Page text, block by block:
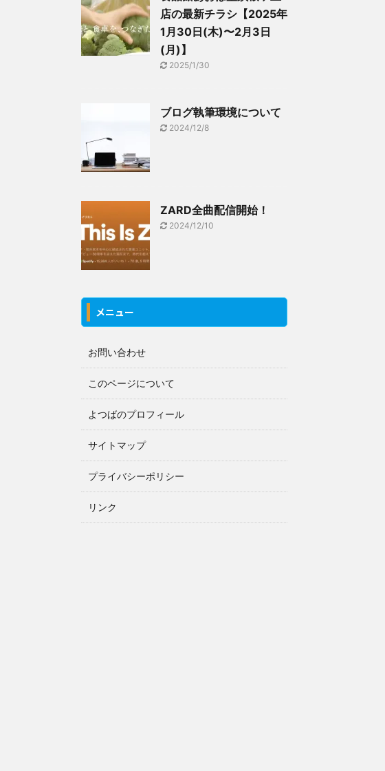
店の最新チラシ【2025年
1月30日(木)〜2月3日
(月)】
2025/1/30
ブログ執筆環境について
2024/12/8
ZARD全曲配信開始！
2024/12/10
メニュー
お問い合わせ
このページについて
よつばのプロフィール
サイトマップ
プライバシーポリシー
リンク